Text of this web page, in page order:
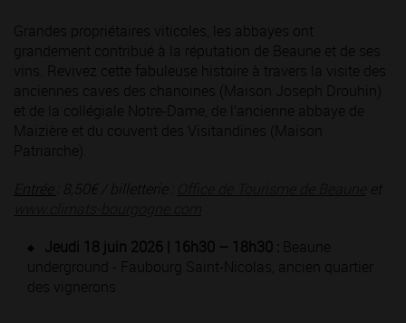
Grandes propriétaires viticoles, les abbayes ont
grandement contribué à la réputation de Beaune et de ses
vins. Revivez cette fabuleuse histoire à travers la visite des
anciennes caves des chanoines (Maison Joseph Drouhin)
et de la collégiale Notre-Dame, de l’ancienne abbaye de
Maizière et du couvent des Visitandines (Maison
Patriarche).
Entrée : 8,50€ / billetterie :
et
Jeudi 18 juin 2026 | 16h30 – 18h30 : Beaune
underground - Faubourg Saint-Nicolas, ancien quartier
des vignerons